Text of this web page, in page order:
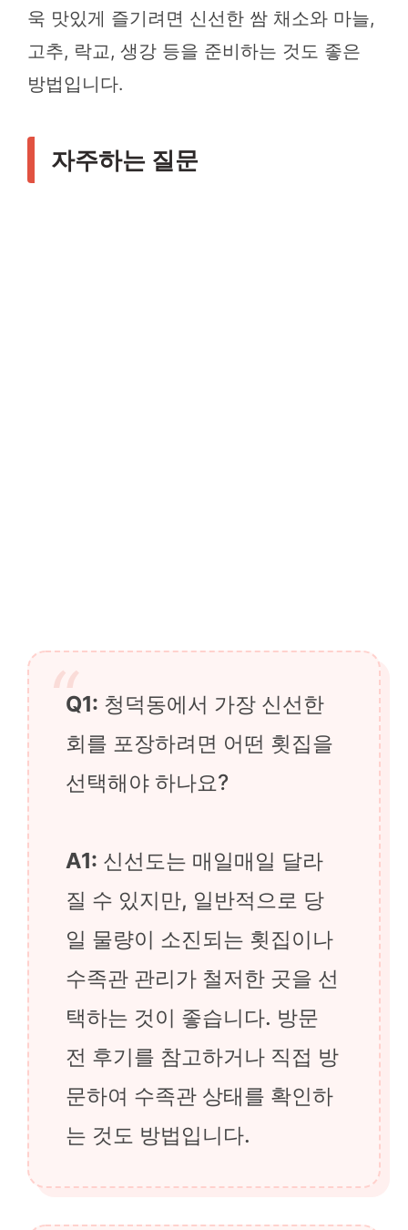
욱 맛있게 즐기려면 신선한 쌈 채소와 마늘,
고추, 락교, 생강 등을 준비하는 것도 좋은
방법입니다.
자주하는 질문
Q1: 청덕동에서 가장 신선한
회를 포장하려면 어떤 횟집을
선택해야 하나요?
A1: 신선도는 매일매일 달라
질 수 있지만, 일반적으로 당
일 물량이 소진되는 횟집이나
수족관 관리가 철저한 곳을 선
택하는 것이 좋습니다. 방문
전 후기를 참고하거나 직접 방
문하여 수족관 상태를 확인하
는 것도 방법입니다.